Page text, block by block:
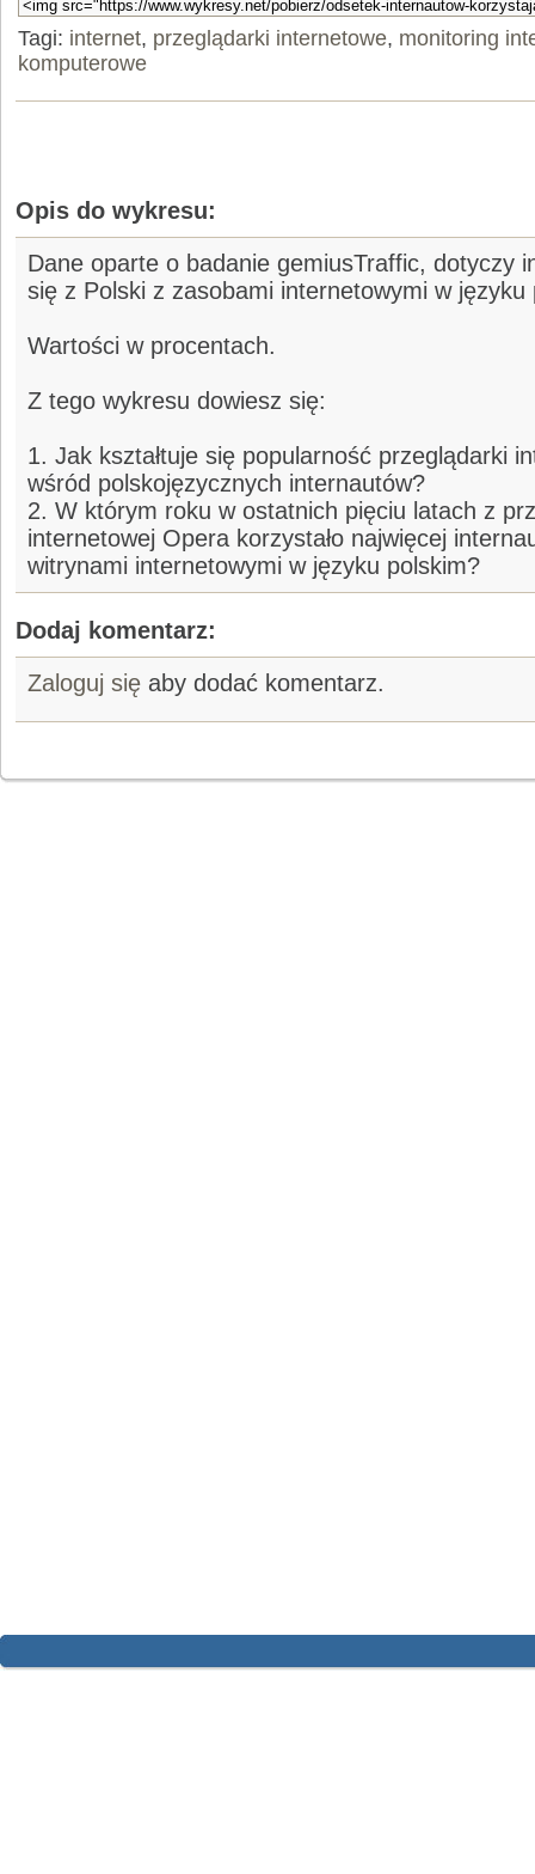
Tagi: internet, przeglądarki internetowe, monitoring
komputerowe
Opis do wykresu:
Dane oparte o badanie gemiusTraffic, dotyczy
się z Polski z zasobami internetowymi w języku
Wartości w procentach.
Z tego wykresu dowiesz się:
1. Jak kształtuje się popularność przeglądarki
wśród polskojęzycznych internautów?
2. W którym roku w ostatnich pięciu latach z
internetowej Opera korzystało najwięcej
witrynami internetowymi w języku polskim?
Dodaj komentarz:
Zaloguj się aby dodać komentarz.